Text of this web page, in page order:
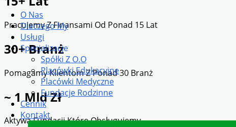
O Nas
Dlaczego My
Usługi
Specjalizacje
Spółki Z O.o
Placówki Edukacyjne
Placówki Medyczne
Fundacje Rodzinne
Cennik
Kontakt
Pracujemy Z Finansami Od Ponad 15 Lat
30+ Branż
Pomagamy Klientom Z Ponad 30 Branż
~ 1 Mld Zł
Aktywa Fundacji Które Obsługujemy